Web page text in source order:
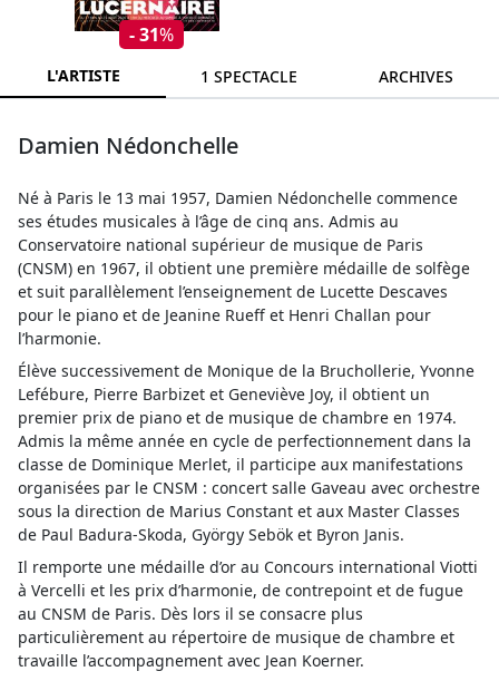
- 31%
L'ARTISTE 1 SPECTACLE ARCHIVES
Damien Nédonchelle
Né à Paris le 13 mai 1957, Damien Nédonchelle commence
ses études musicales à l’âge de cinq ans. Admis au
Conservatoire national supérieur de musique de Paris
(CNSM) en 1967, il obtient une première médaille de solfège
et suit parallèlement l’enseignement de Lucette Descaves
pour le piano et de Jeanine Rueff et Henri Challan pour
l’harmonie.
Élève successivement de Monique de la Bruchollerie, Yvonne
Lefébure, Pierre Barbizet et Geneviève Joy, il obtient un
premier prix de piano et de musique de chambre en 1974.
Admis la même année en cycle de perfectionnement dans la
classe de Dominique Merlet, il participe aux manifestations
organisées par le CNSM : concert salle Gaveau avec orchestre
sous la direction de Marius Constant et aux Master Classes
de Paul Badura-Skoda, György Sebök et Byron Janis.
Il remporte une médaille d’or au Concours international Viotti
à Vercelli et les prix d’harmonie, de contrepoint et de fugue
au CNSM de Paris. Dès lors il se consacre plus
particulièrement au répertoire de musique de chambre et
travaille l’accompagnement avec Jean Koerner.